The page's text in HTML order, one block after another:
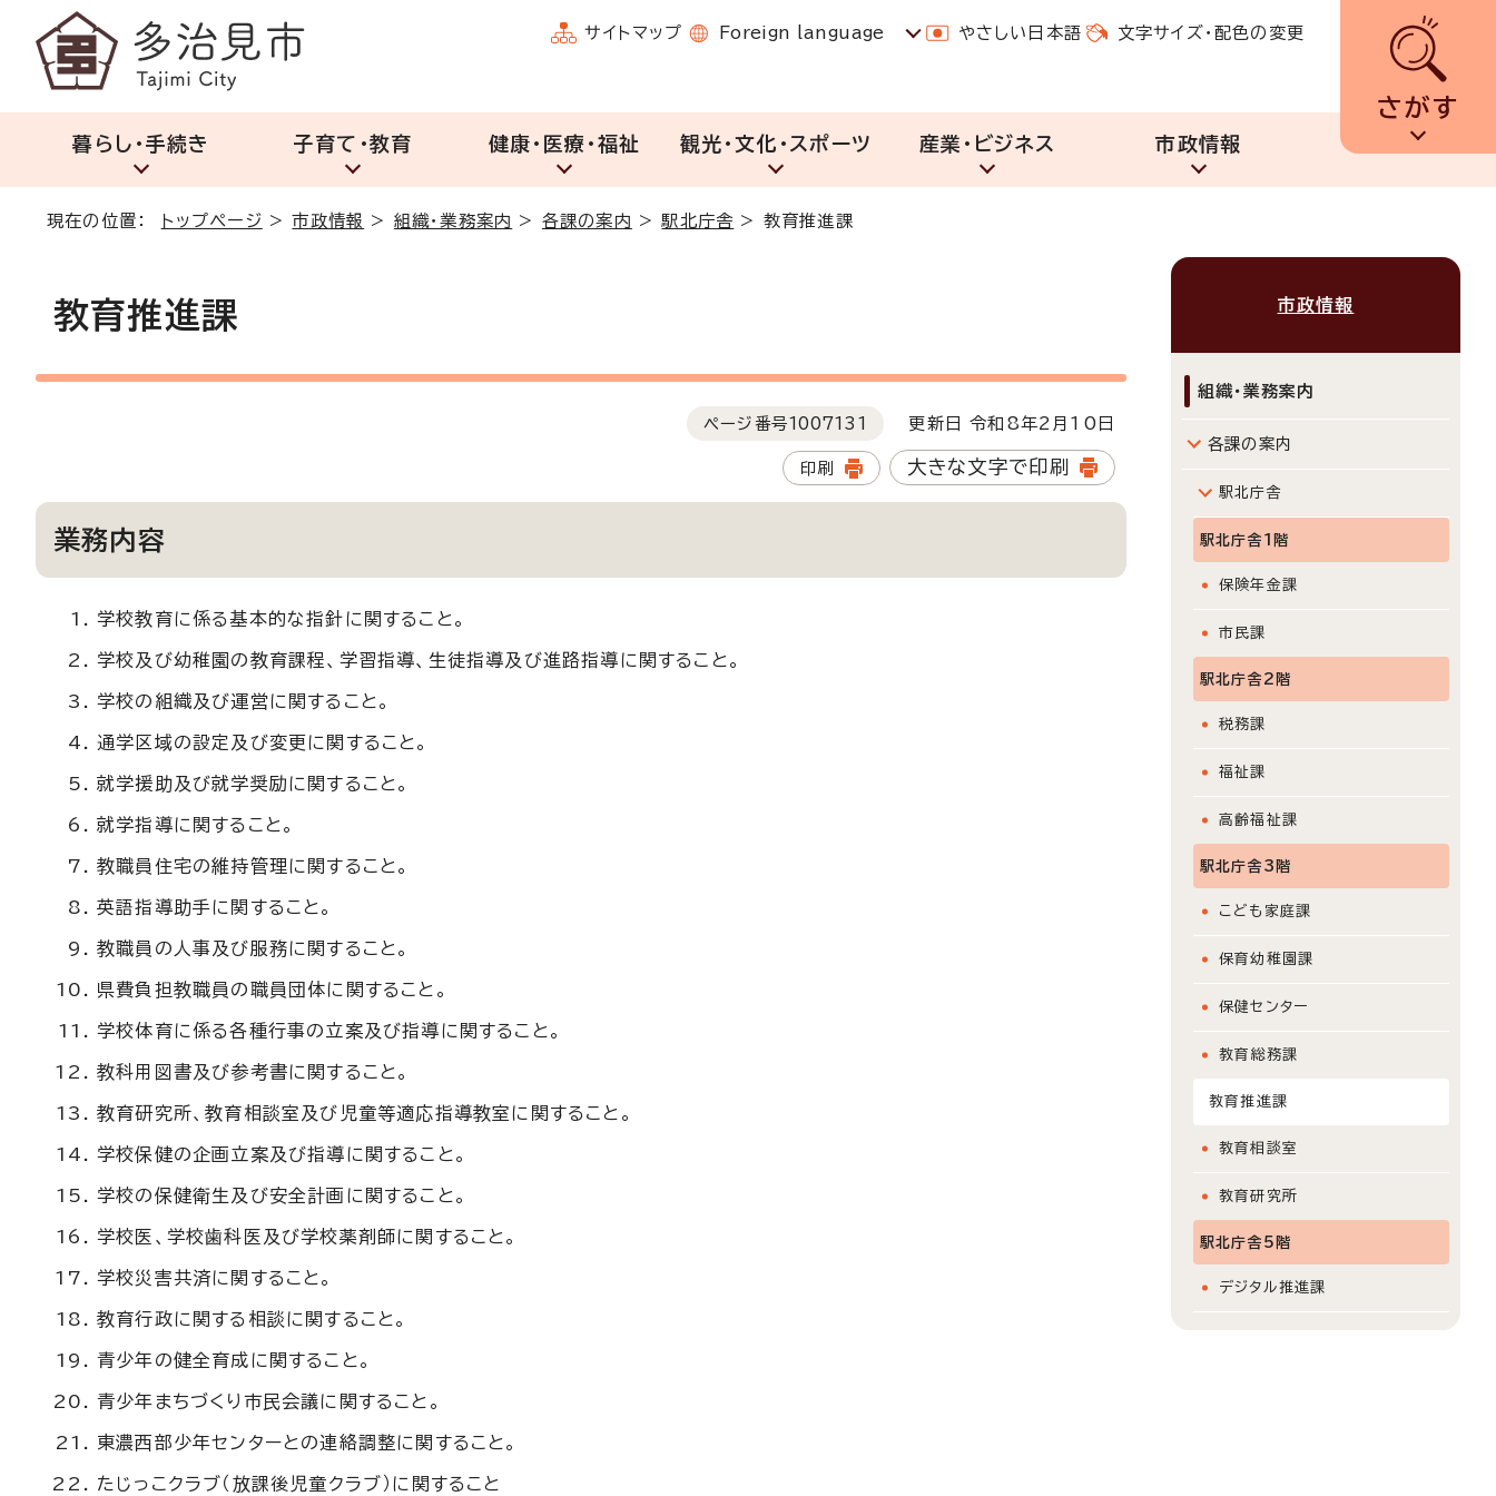
サイトマップ Foreign language やさしい日本語 文字サイズ・配色の変更
さがす
暮らし・手続き 子育て・教育 健康・医療・福祉 観光・文化・スポーツ 産業・ビジネス 市政情報
現在の位置： トップページ >市政情報 > 組織・業務案内 > 各課の案内 >駅北庁舎 > 教育推進課
教育推進課
ページ番号1007131 更新日 令和8年2月10日
印刷 大きな文字で印刷
業務内容
学校教育に係る基本的な指針に関すること。
学校及び幼稚園の教育課程、学習指導、生徒指導及び進路指導に関すること。
学校の組織及び運営に関すること。
通学区域の設定及び変更に関すること。
就学援助及び就学奨励に関すること。
就学指導に関すること。
教職員住宅の維持管理に関すること。
英語指導助手に関すること。
教職員の人事及び服務に関すること。
県費負担教職員の職員団体に関すること。
学校体育に係る各種行事の立案及び指導に関すること。
教科用図書及び参考書に関すること。
教育研究所、教育相談室及び児童等適応指導教室に関すること。
学校保健の企画立案及び指導に関すること。
学校の保健衛生及び安全計画に関すること。
学校医、学校歯科医及び学校薬剤師に関すること。
学校災害共済に関すること。
教育行政に関する相談に関すること。
青少年の健全育成に関すること。
青少年まちづくり市民会議に関すること。
東濃西部少年センターとの連絡調整に関すること。
たじっこクラブ（放課後児童クラブ）に関すること
市政情報
組織・業務案内
各課の案内
駅北庁舎
駅北庁舎1階
保険年金課
市民課
駅北庁舎2階
税務課
福祉課
高齢福祉課
駅北庁舎3階
こども家庭課
保育幼稚園課
保健センター
教育総務課
教育推進課
教育相談室
教育研究所
駅北庁舎5階
デジタル推進課